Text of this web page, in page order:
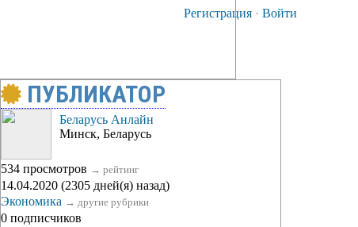
Регистрация · Войти
ПУБЛИКАТОР
Беларусь Анлайн
Минск, Беларусь
534 просмотров → рейтинг
14.04.2020 (2305 дней(я) назад)
Экономика → другие рубрики
0 подписчиков